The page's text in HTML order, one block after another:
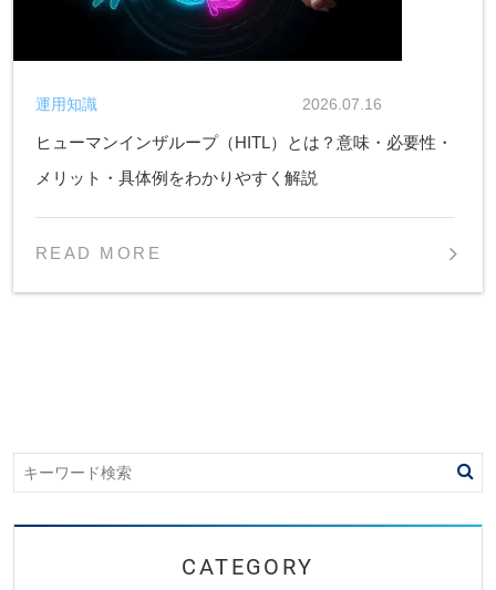
ヒューマンインザループ（HITL）とは？意味・必要性・
メリット・具体例をわかりやすく解説
2026.07.16
運用知識
READ MORE